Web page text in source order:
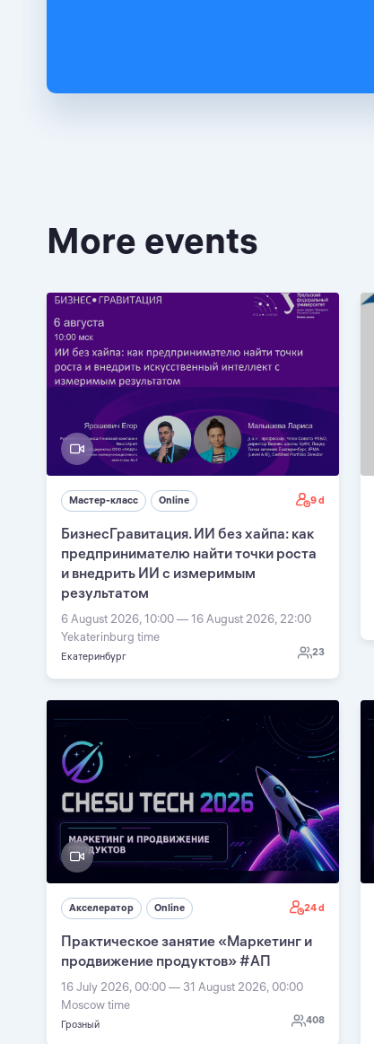
More events
Мастер-класс Online 9 d
БизнесГравитация. ИИ без хайпа: как
предпринимателю найти точки роста
и внедрить ИИ с измеримым
результатом
6 August 2026, 10:00 — 16 August 2026, 22:00
Yekaterinburg time
Екатеринбург 23
Акселератор Online 24 d
Практическое занятие «Маркетинг и
продвижение продуктов» #АП
16 July 2026, 00:00 — 31 August 2026, 00:00
Moscow time
Грозный 408